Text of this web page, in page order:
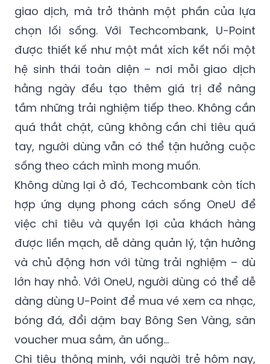
giao dịch, mà trở thành một phần của lựa
chọn lối sống. Với Techcombank, U-Point
được thiết kế như một mắt xích kết nối một
hệ sinh thái toàn diện – nơi mỗi giao dịch
hằng ngày đều tạo thêm giá trị để nâng
tầm những trải nghiệm tiếp theo. Không cần
quá thắt chặt, cũng không cần chi tiêu quá
tay, người dùng vẫn có thể tận hưởng cuộc
sống theo cách mình mong muốn.
Không dừng lại ở đó, Techcombank còn tích
hợp ứng dụng phong cách sống OneU để
việc chi tiêu và quyền lợi của khách hàng
được liền mạch, dễ dàng quản lý, tận hưởng
và chủ động hơn với từng trải nghiệm – dù
lớn hay nhỏ. Với OneU, người dùng có thể dễ
dàng dùng U-Point để mua vé xem ca nhạc,
bóng đá, đổi dặm bay Bông Sen Vàng, săn
voucher mua sắm, ăn uống...
Chi tiêu thông minh, với người trẻ hôm nay,